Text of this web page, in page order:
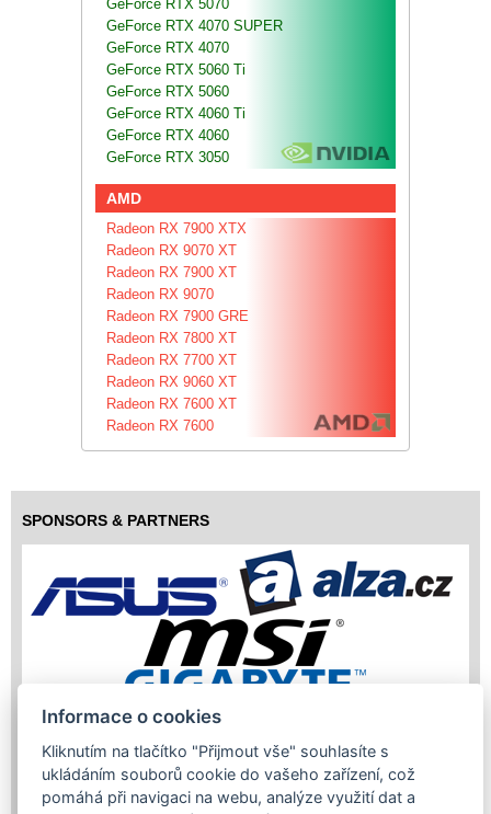
GeForce RTX 5070
GeForce RTX 4070 SUPER
GeForce RTX 4070
GeForce RTX 5060 Ti
GeForce RTX 5060
GeForce RTX 4060 Ti
GeForce RTX 4060
GeForce RTX 3050
AMD
Radeon RX 7900 XTX
Radeon RX 9070 XT
Radeon RX 7900 XT
Radeon RX 9070
Radeon RX 7900 GRE
Radeon RX 7800 XT
Radeon RX 7700 XT
Radeon RX 9060 XT
Radeon RX 7600 XT
Radeon RX 7600
SPONSORS & PARTNERS
Informace o cookies
Kliknutím na tlačítko "Přijmout vše" souhlasíte s
ukládáním souborů cookie do vašeho zařízení, což
pomáhá při navigaci na webu, analýze využití dat a